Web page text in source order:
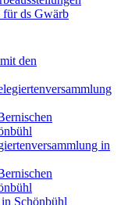
ds Gwärb
den
in
Schönbühl